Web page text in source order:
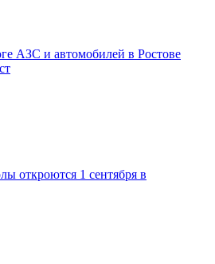
АЗС и автомобилей в Ростове
откроются 1 сентября в